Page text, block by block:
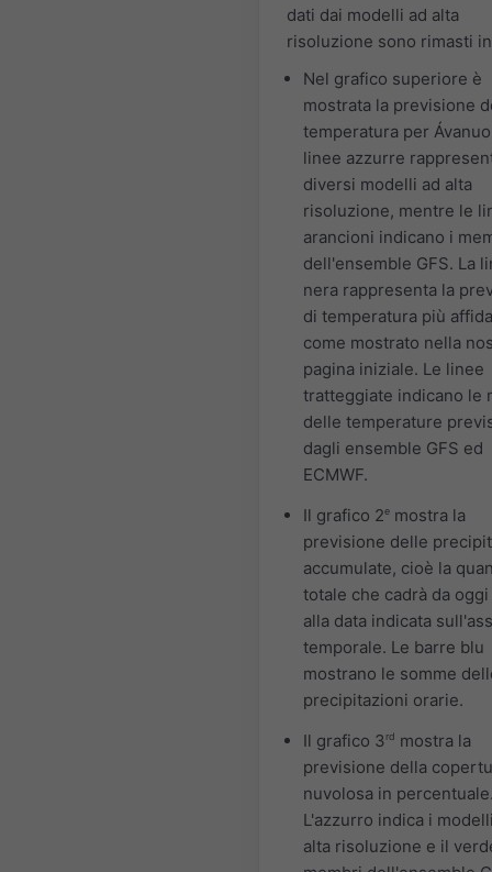
dati dai modelli ad alta
risoluzione sono rimasti
Nel grafico superiore è
mostrata la previsione
temperatura per
linee azzurre
diversi modelli ad alta
risoluzione, mentre le
arancioni indicano i
dell'ensemble GFS. La
nera rappresenta la
di temperatura più
come mostrato nella
pagina iniziale. Le linee
tratteggiate indicano le
delle temperature
dagli ensemble GFS ed
ECMWF.
Il grafico 2e mostra la
previsione delle
accumulate, cioè la
totale che cadrà da
alla data indicata
temporale. Le barre blu
mostrano le somme
precipitazioni orarie.
Il grafico 3rd mostra la
previsione della
nuvolosa in
L'azzurro indica i
alta risoluzione e il